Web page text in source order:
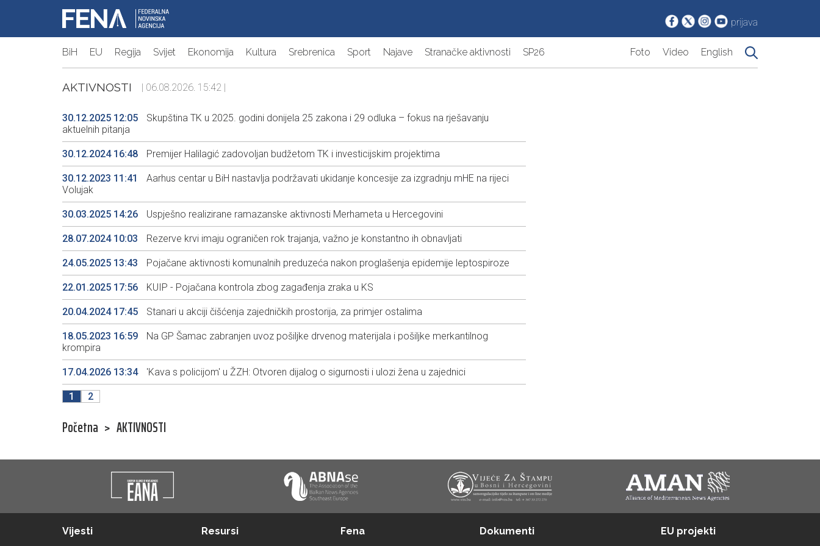
prijava
BiH EU Regija Svijet Ekonomija Kultura Srebrenica Sport Najave Stranačke aktivnosti SP26 Foto Video English
AKTIVNOSTI | 06.08.2026. 15:42 |
30.12.2025 12:05
Skupština TK u 2025. godini donijela 25 zakona i 29 odluka – fokus na rješavanju
aktuelnih pitanja
30.12.2024 16:48 Premijer Halilagić zadovoljan budžetom TK i investicijskim projektima
30.12.2023 11:41
Aarhus centar u BiH nastavlja podržavati ukidanje koncesije za izgradnju mHE na rijeci
Volujak
30.03.2025 14:26 Uspješno realizirane ramazanske aktivnosti Merhameta u Hercegovini
28.07.2024 10:03 Rezerve krvi imaju ograničen rok trajanja, važno je konstantno ih obnavljati
24.05.2025 13:43 Pojačane aktivnosti komunalnih preduzeća nakon proglašenja epidemije leptospiroze
22.01.2025 17:56 KUIP - Pojačana kontrola zbog zagađenja zraka u KS
20.04.2024 17:45 Stanari u akciji čišćenja zajedničkih prostorija, za primjer ostalima
18.05.2023 16:59
Na GP Šamac zabranjen uvoz pošiljke drvenog materijala i pošiljke merkantilnog
krompira
17.04.2026 13:34 'Kava s policijom' u ŽZH: Otvoren dijalog o sigurnosti i ulozi žena u zajednici
1 2
Početna > AKTIVNOSTI
Vijesti Resursi Fena Dokumenti EU projekti